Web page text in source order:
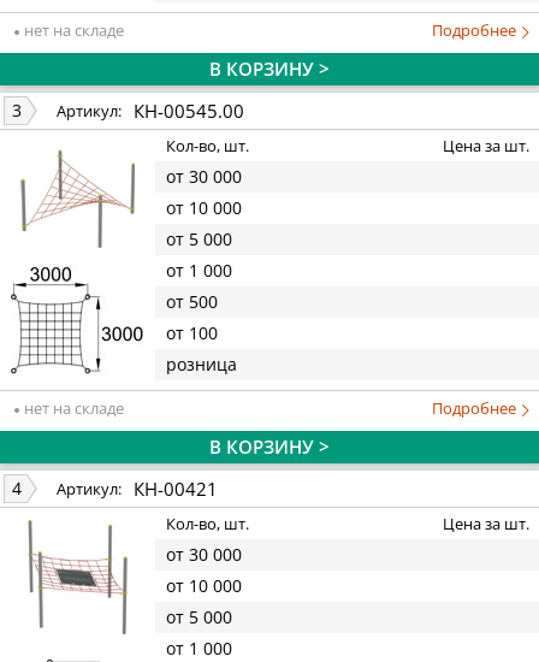
нет на складе Подробнее
В КОРЗИНУ >
3 Артикул: КН-00545.00
Кол-во, шт. Цена за шт.
от 30 000
от 10 000
от 5 000
от 1 000
от 500
от 100
розница
нет на складе Подробнее
В КОРЗИНУ >
4 Артикул: КН-00421
Кол-во, шт. Цена за шт.
от 30 000
от 10 000
от 5 000
от 1 000